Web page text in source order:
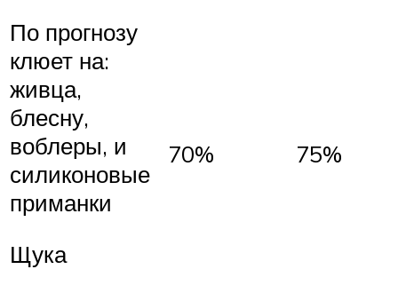
По прогнозу
клюет на:
живца,
блесну,
воблеры, и
силиконовые
приманки
Щука
70% 75%